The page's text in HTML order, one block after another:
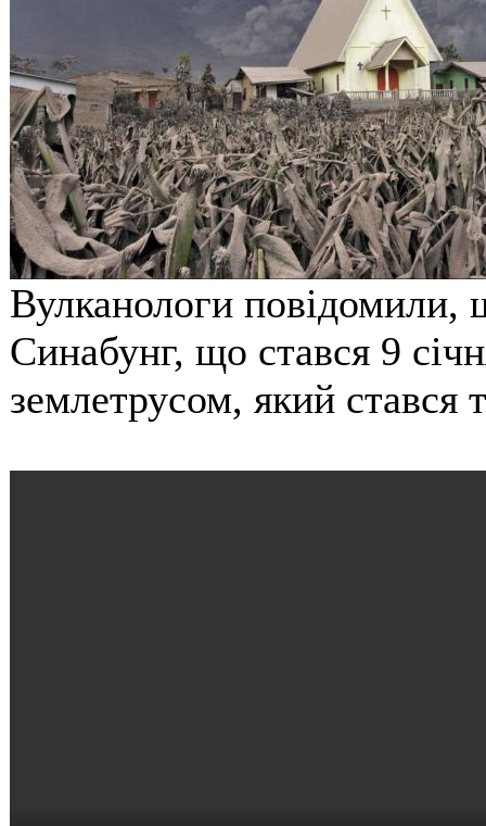
Вулканологи повідомили,
Синабунг, що стався 9
землетрусом, який стався